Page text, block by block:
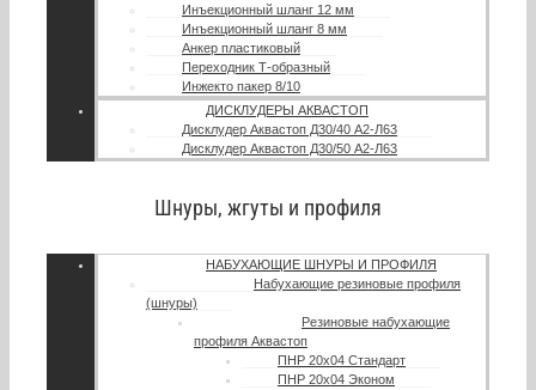
Инъекционный шланг 12 мм
Инъекционный шланг 8 мм
Анкер пластиковый
Переходник Т-образный
Инжекто пакер 8/10
ДИСКЛУДЕРЫ АКВАСТОП
Дисклудер Аквастоп Д30/40 А2-Л63
Дисклудер Аквастоп Д30/50 А2-Л63
Шнуры, жгуты и профиля
НАБУХАЮЩИЕ ШНУРЫ И ПРОФИЛЯ
Набухающие резиновые профиля
(шнуры)
Резиновые набухающие
профиля Аквастоп
ПНР 20х04 Стандарт
ПНР 20х04 Эконом